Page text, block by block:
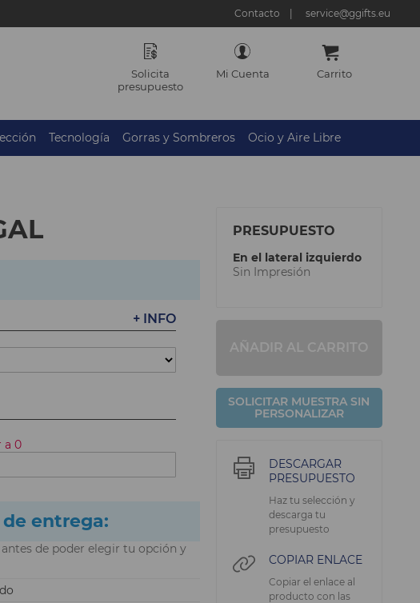
Contacto service@ggifts.eu
Solicita
presupuesto
Mi Cuenta Carrito
Tecnología Gorras y Sombreros Ocio y Aire Libre
+ INFO
a 0
entrega:
de poder elegir tu opción y
PRESUPUESTO
En el lateral izquierdo
Sin Impresión
AÑADIR AL CARRITO
SOLICITAR MUESTRA SIN
PERSONALIZAR
DESCARGAR
PRESUPUESTO
Haz tu selección y
descarga tu
presupuesto
COPIAR ENLACE
Copiar el enlace al
producto con las